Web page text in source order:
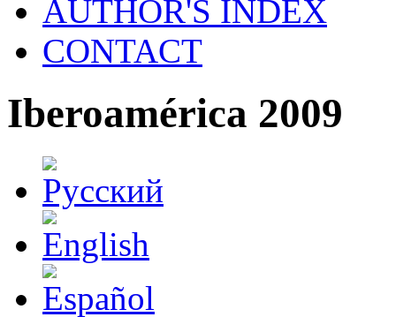
AUTHOR'S INDEX
CONTACT
Iberoamérica 2009